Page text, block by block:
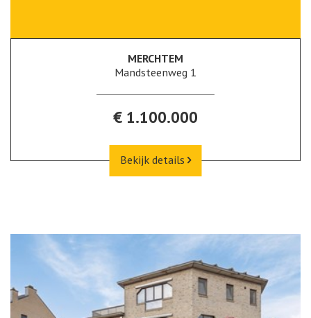
MERCHTEM
Mandsteenweg 1
€ 1.100.000
Bekijk details